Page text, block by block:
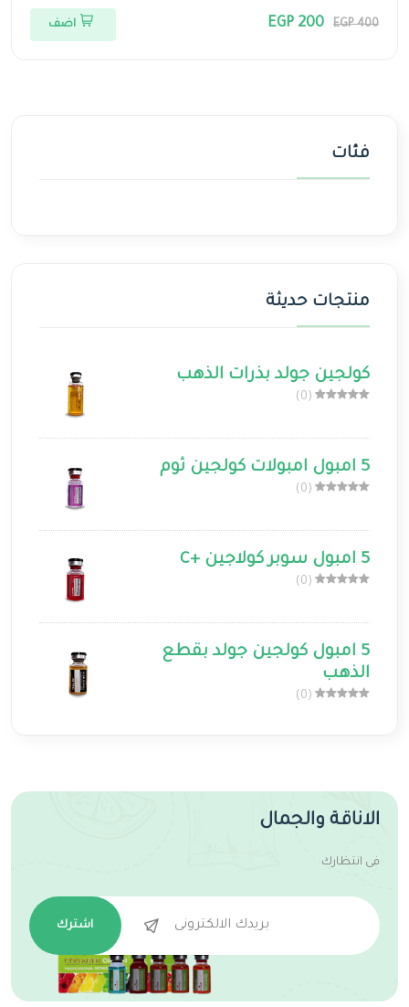
EGP 200 EGP 400 اضف
فئات
منتجات حديثة
كولجين جولد بذرات الذهب
(0)
5 امبول امبولات كولجين ثوم
(0)
5 امبول سوبر كولاجين +C
(0)
5 امبول كولجين جولد بقطع
الذهب
(0)
الاناقة والجمال
فى انتظارك
اشترك